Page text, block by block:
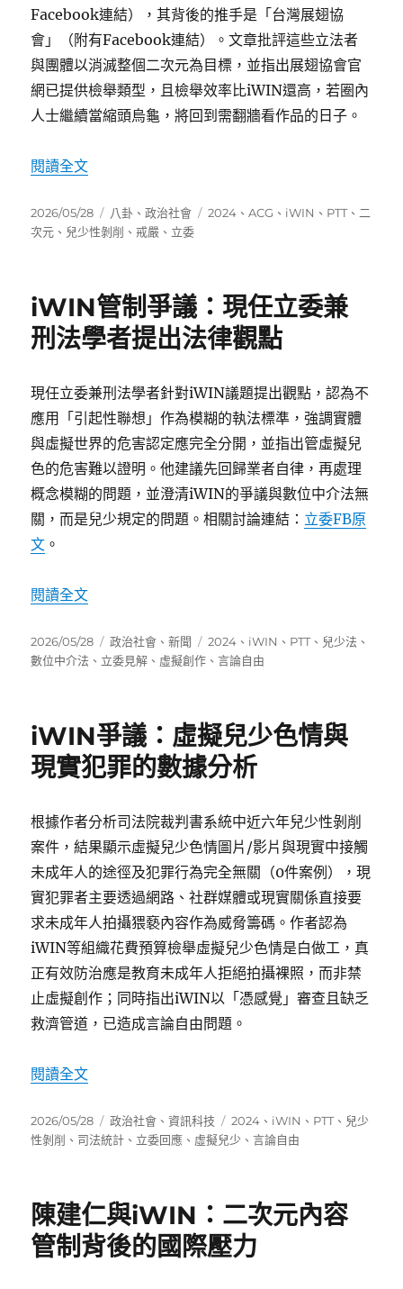
Facebook連結），其背後的推手是「台灣展翅協
會」（附有Facebook連結）。文章批評這些立法者
與團體以消滅整個二次元為目標，並指出展翅協會官
網已提供檢舉類型，且檢舉效率比iWIN還高，若圈內
人士繼續當縮頭烏龜，將回到需翻牆看作品的日子。
閱讀全文〈揭露消滅二次元推手：范雲與台灣展翅協會〉
發
佈
2026/05/28
分
類
八卦 、政治社會
標
2024 、ACG 、 iWIN 、 PTT、 二
次元 、 兒少性剝削 、戒嚴 、 立委
iWIN管制爭議：現任立委兼
刑法學者提出法律觀點
現任立委兼刑法學者針對iWIN議題提出觀點，認為不
應用「引起性聯想」作為模糊的執法標準，強調實體
與虛擬世界的危害認定應完全分開，並指出管虛擬兒
色的危害難以證明。他建議先回歸業者自律，再處理
概念模糊的問題，並澄清iWIN的爭議與數位中介法無
關，而是兒少規定的問題。相關討論連結： 立委FB原
文 。
閱讀全文〈iWIN管制爭議：現任立委兼刑法學者提出法律
發
佈
2026/05/28
分
類
政治社會 、新聞
標
籤
2024 、 iWIN 、 PTT、 兒少法 、
數位中介法 、 立委見解 、 虛擬創作 、言論自由
iWIN爭議：虛擬兒少色情與
現實犯罪的數據分析
根據作者分析司法院裁判書系統中近六年兒少性剝削
案件，結果顯示虛擬兒少色情圖片/影片與現實中接觸
未成年人的途徑及犯罪行為完全無關（0件案例），現
實犯罪者主要透過網路、社群媒體或現實關係直接要
求未成年人拍攝猥褻內容作為威脅籌碼。作者認為
iWIN等組織花費預算檢舉虛擬兒少色情是白做工，真
正有效防治應是教育未成年人拒絕拍攝裸照，而非禁
止虛擬創作；同時指出iWIN以「憑感覺」審查且缺乏
救濟管道，已造成言論自由問題。
閱讀全文〈iWIN爭議：虛擬兒少色情與現實犯罪的數據分
發
佈
2026/05/28
分
類
政治社會 、資訊科技
標
籤
2024 、 iWIN 、 PTT、 兒少
性剝削 、 司法統計 、 立委回應 、 虛擬兒少 、言論自由
陳建仁與iWIN：二次元內容
管制背後的國際壓力